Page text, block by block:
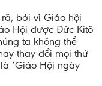
bởi vì Giáo hội
Hội được Đức Kitô
ta không thể
thay đổi mọi thứ
‘Giáo Hội ngày